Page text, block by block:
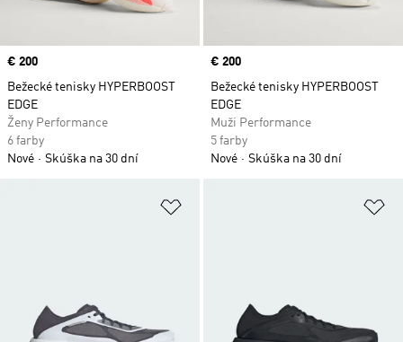
Price
€ 200
Bežecké tenisky HYPERBOOST
EDGE
Ženy Performance
6 farby
Nové
Skúška na 30 dní
Price
€ 200
Bežecké tenisky HYPERBOOST
EDGE
Muži Performance
5 farby
Nové
Skúška na 30 dní
Pridať do zoznamu želaných